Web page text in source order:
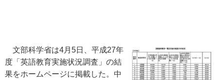
文部科学省は4月5日、平成27年
度「英語教育実施状況調査」の結
果をホームページに掲載した。中